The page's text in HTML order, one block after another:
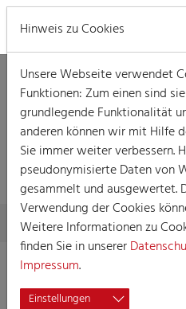
Skip to main content
You are here:
Home Session
Große Prunksitzung
Hinweis zu Cookies
Unsere Webseite verwendet
Funktionen: Zum einen sind
grundlegende Funktionalität
anderen können wir mit Hilfe
Sie immer weiter verbessern.
pseudonymisierte Daten von
gesammelt und ausgewertet.
Verwendung der Cookies
Weitere Informationen zu
finden Sie in unserer
Impressum.
Einstellungen